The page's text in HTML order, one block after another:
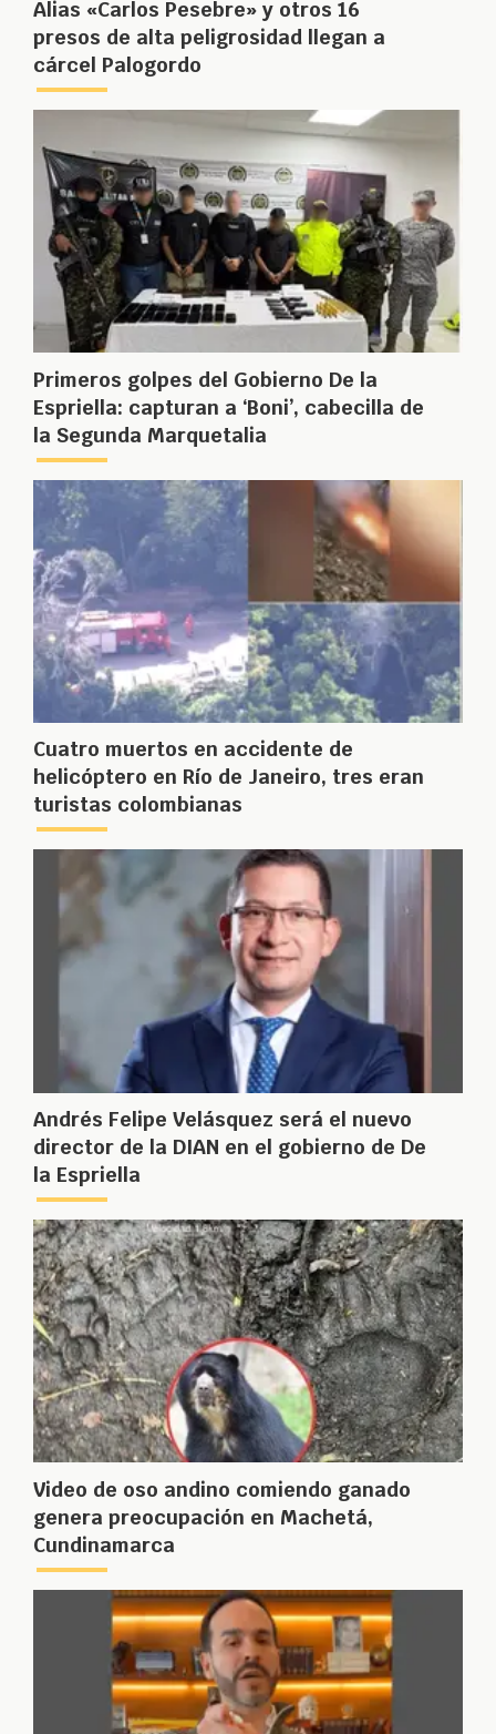
Alias «Carlos Pesebre» y otros 16
presos de alta peligrosidad llegan a
cárcel Palogordo
Primeros golpes del Gobierno De la
Espriella: capturan a ‘Boni’, cabecilla de
la Segunda Marquetalia
Cuatro muertos en accidente de
helicóptero en Río de Janeiro, tres eran
turistas colombianas
Andrés Felipe Velásquez será el nuevo
director de la DIAN en el gobierno de De
la Espriella
Video de oso andino comiendo ganado
genera preocupación en Machetá,
Cundinamarca